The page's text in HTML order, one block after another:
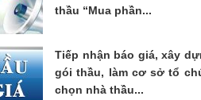
thầu “Mua phần...
Tiếp nhận báo giá, xây
gói thầu, làm cơ sở tổ
chọn nhà thầu...